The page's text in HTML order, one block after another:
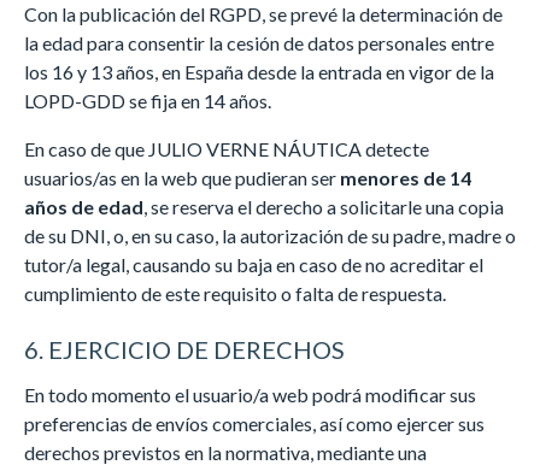
Con la publicación del RGPD, se prevé la determinación de
la edad para consentir la cesión de datos personales entre
los 16 y 13 años, en España desde la entrada en vigor de la
LOPD-GDD se fija en 14 años.
En caso de que JULIO VERNE NÁUTICA detecte
usuarios/as en la web que pudieran ser menores de 14
años de edad, se reserva el derecho a solicitarle una copia
de su DNI, o, en su caso, la autorización de su padre, madre o
tutor/a legal, causando su baja en caso de no acreditar el
cumplimiento de este requisito o falta de respuesta.
6. EJERCICIO DE DERECHOS
En todo momento el usuario/a web podrá modificar sus
preferencias de envíos comerciales, así como ejercer sus
derechos previstos en la normativa, mediante una